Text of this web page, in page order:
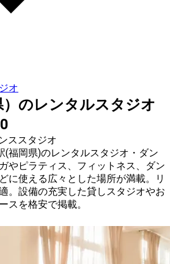
オ
）のレンタルスタジオ
ススタジオ
(福岡県)のレンタルスタジオ・ダン
やピラティス、フィットネス、ダン
に使える広々とした場所が満載。リ
。設備の充実した貸しスタジオやお
スを格安で掲載。